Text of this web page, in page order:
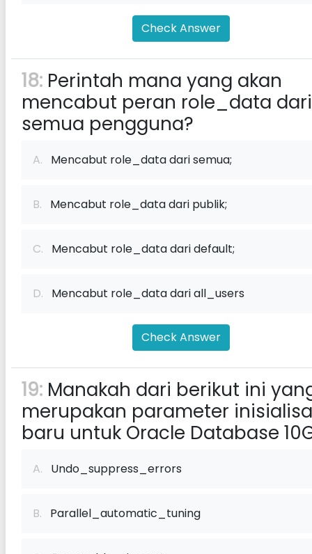
Check Answer
18: Perintah mana yang akan
mencabut peran role_data dari
semua pengguna?
A. Mencabut role_data dari semua;
B. Mencabut role_data dari publik;
C. Mencabut role_data dari default;
D. Mencabut role_data dari all_users
Check Answer
19: Manakah dari berikut ini
merupakan parameter
baru untuk Oracle Database
A. Undo_suppress_errors
B. Parallel_automatic_tuning